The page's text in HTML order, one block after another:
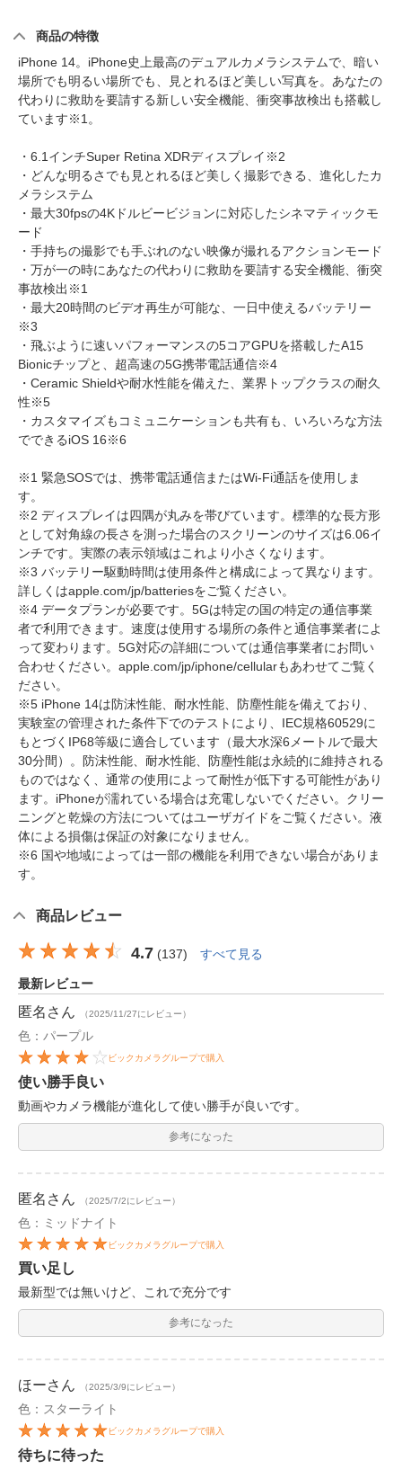
商品の特徴
iPhone 14。iPhone史上最高のデュアルカメラシステムで、暗い
場所でも明るい場所でも、見とれるほど美しい写真を。あなたの
代わりに救助を要請する新しい安全機能、衝突事故検出も搭載し
ています※1。
・6.1インチSuper Retina XDRディスプレイ※2
・どんな明るさでも見とれるほど美しく撮影できる、進化したカ
メラシステム
・最大30fpsの4Kドルビービジョンに対応したシネマティックモ
ード
・手持ちの撮影でも手ぶれのない映像が撮れるアクションモード
・万が一の時にあなたの代わりに救助を要請する安全機能、衝突
事故検出※1
・最大20時間のビデオ再生が可能な、一日中使えるバッテリー
※3
・飛ぶように速いパフォーマンスの5コアGPUを搭載したA15
Bionicチップと、超高速の5G携帯電話通信※4
・Ceramic Shieldや耐水性能を備えた、業界トップクラスの耐久
性※5
・カスタマイズもコミュニケーションも共有も、いろいろな方法
でできるiOS 16※6
※1 緊急SOSでは、携帯電話通信またはWi-Fi通話を使用しま
す。
※2 ディスプレイは四隅が丸みを帯びています。標準的な長方形
として対角線の長さを測った場合のスクリーンのサイズは6.06イ
ンチです。実際の表示領域はこれより小さくなります。
※3 バッテリー駆動時間は使用条件と構成によって異なります。
詳しくはapple.com/jp/batteriesをご覧ください。
※4 データプランが必要です。5Gは特定の国の特定の通信事業
者で利用できます。速度は使用する場所の条件と通信事業者によ
って変わります。5G対応の詳細については通信事業者にお問い
合わせください。apple.com/jp/iphone/cellularもあわせてご覧く
ださい。
※5 iPhone 14は防沫性能、耐水性能、防塵性能を備えており、
実験室の管理された条件下でのテストにより、IEC規格60529に
もとづくIP68等級に適合しています（最大水深6メートルで最大
30分間）。防沫性能、耐水性能、防塵性能は永続的に維持される
ものではなく、通常の使用によって耐性が低下する可能性があり
ます。iPhoneが濡れている場合は充電しないでください。クリー
ニングと乾燥の方法についてはユーザガイドをご覧ください。液
体による損傷は保証の対象になりません。
※6 国や地域によっては一部の機能を利用できない場合がありま
す。
商品レビュー
4.7 (137) すべて見る
最新レビュー
匿名 さん （2025/11/27にレビュー）
色：パープル
ビックカメラグループで購入
使い勝手良い
動画やカメラ機能が進化して使い勝手が良いです。
参考になった
匿名 さん （2025/7/2にレビュー）
色：ミッドナイト
ビックカメラグループで購入
買い足し
最新型では無いけど、これで充分です
参考になった
ほーさん （2025/3/9にレビュー）
色：スターライト
ビックカメラグループで購入
待ちに待った